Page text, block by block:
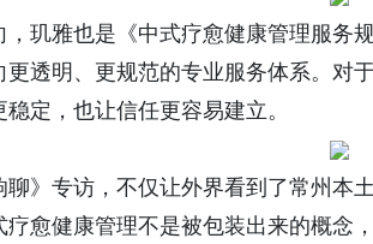
，玑雅也是《中式疗愈健康管理服务
更透明、更规范的专业服务体系。对
定，也让信任更容易建立。
聊》专访，不仅让外界看到了常州本
疗愈健康管理不是被包装出来的概念